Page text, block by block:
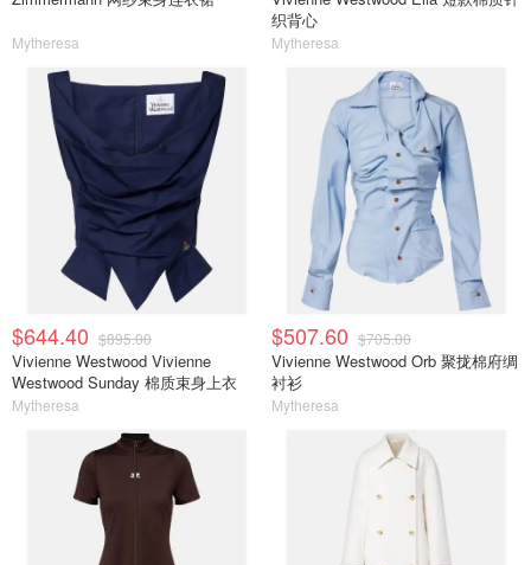
Mytheresa
织背心
Mytheresa
$644.40 $895.00
Vivienne Westwood Vivienne
Westwood Sunday 棉质束身上衣
Mytheresa
$507.60 $705.00
Vivienne Westwood Orb 聚拢棉府绸
衬衫
Mytheresa